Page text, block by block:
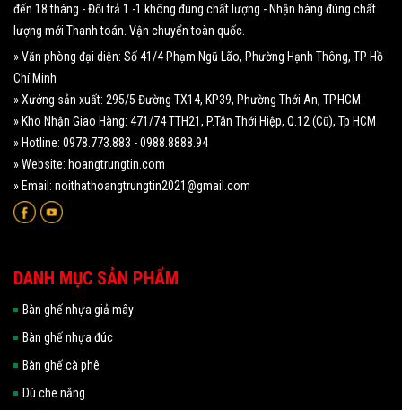
đến 18 tháng - Đổi trả 1 -1 không đúng chất lượng - Nhận hàng đúng chất
lượng mới Thanh toán. Vận chuyển toàn quốc.
» Văn phòng đại diện: Số 41/4 Phạm Ngũ Lão, Phường Hạnh Thông, TP Hồ
Chí Minh
» Xưởng sản xuất: 295/5 Đường TX14, KP39, Phường Thới An, TP.HCM
» Kho Nhận Giao Hàng: 471/74 TTH21, P.Tân Thới Hiệp, Q.12 (Cũ), Tp HCM
» Hotline: 0978.773.883 - 0988.8888.94
» Website: hoangtrungtin.com
» Email: noithathoangtrungtin2021@gmail.com
DANH MỤC SẢN PHẨM
Bàn ghế nhựa giả mây
Bàn ghế nhựa đúc
Bàn ghế cà phê
Dù che nắng